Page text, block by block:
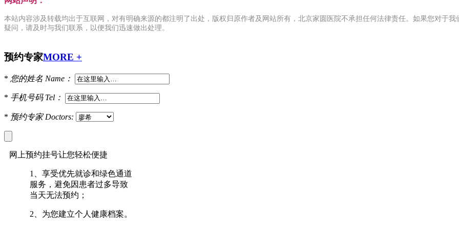
本站内容涉及转载均出于互联网，对有明确来源的都注明了出处，版权归原作者及网站所有，北京家圆医院不承担任何法律责任。如果您对于我
疑问，请及时与我们联系，以便我们迅速做出处理。
预约专家MORE +
* 您的姓名 Name：
* 手机号码Tel：
* 预约专家Doctors:
网上预约挂号让您轻松便捷
1、 享受优先就诊和绿色通道
服务，避免因患者过多导致
当天无法预约；
2、 为您建立个人健康档案。